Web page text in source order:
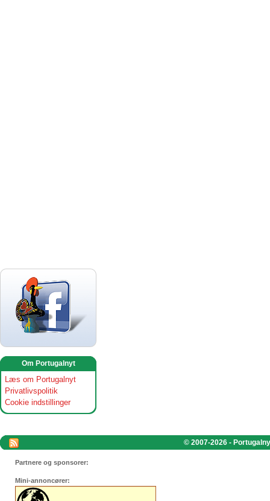
Om Portugalnyt
Læs om Portugalnyt
Privatlivspolitik
Cookie indstillinger
© 2007-2026 -
Partnere og sponsorer:
Mini-annoncører: